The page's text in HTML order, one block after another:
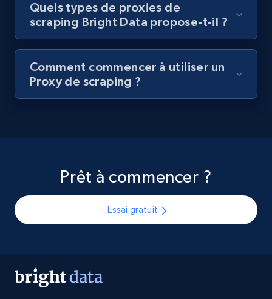
Quels types de proxies de
scraping Bright Data propose-t-il ?
Comment commencer à utiliser un
Proxy de scraping ?
Prêt à commencer ?
Essai gratuit